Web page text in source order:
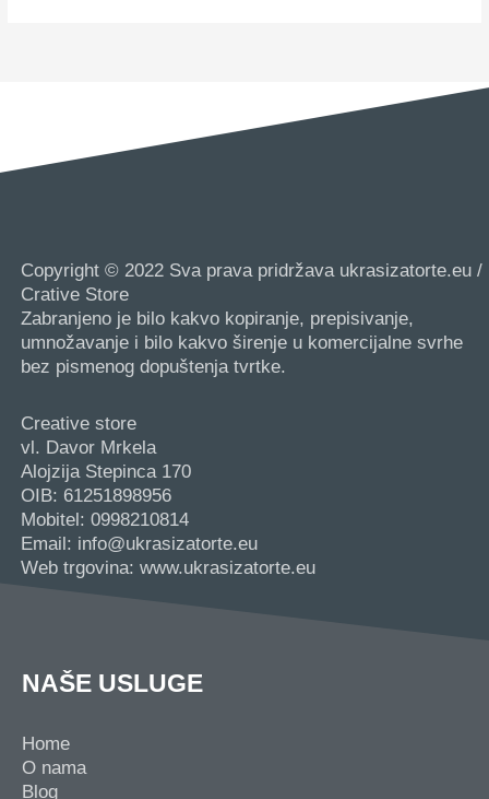
Copyright © 2022 Sva prava pridržava ukrasizatorte.eu /
Crative Store
Zabranjeno je bilo kakvo kopiranje, prepisivanje,
umnožavanje i bilo kakvo širenje u komercijalne svrhe
bez pismenog dopuštenja tvrtke.
Creative store
vl. Davor Mrkela
Alojzija Stepinca 170
OIB: 61251898956
Mobitel: 0998210814
Email: info@ukrasizatorte.eu
Web trgovina: www.ukrasizatorte.eu
NAŠE USLUGE
Home
O nama
Blog